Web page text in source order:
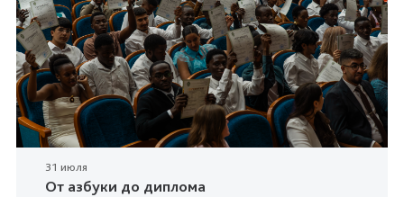
31 июля
От азбуки до диплома